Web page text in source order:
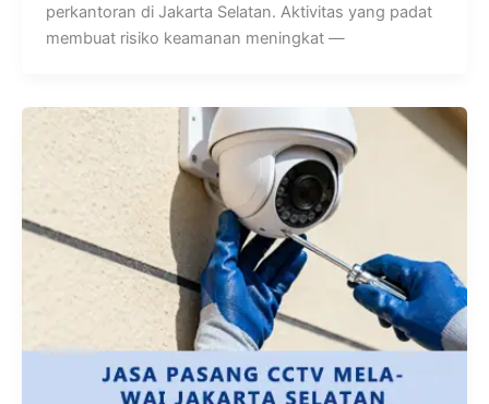
perkantoran di Jakarta Selatan. Aktivitas yang padat
membuat risiko keamanan meningkat —